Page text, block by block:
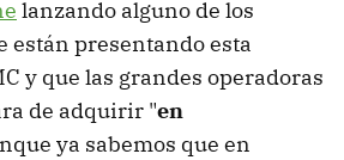
lanzando alguno de los
están presentando esta
y que las grandes operadoras
de adquirir "en
ya sabemos que en